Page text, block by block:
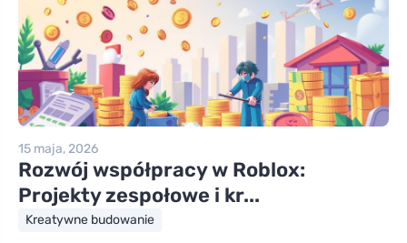
15 maja, 2026
Rozwój współpracy w Roblox:
Projekty zespołowe i kr...
Kreatywne budowanie